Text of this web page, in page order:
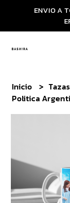
ENVIO A
Inicio
Politica